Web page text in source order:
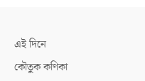
এই দিনে
কৌতুক কণিকা